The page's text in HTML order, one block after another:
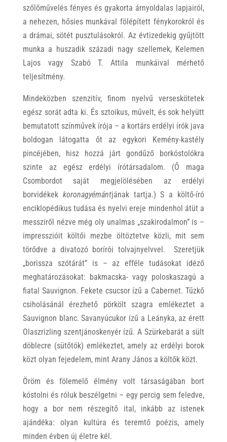
szőlőművelés fényes és gyakorta árnyoldalas lapjairól,
a nehezen, hősies munkával fölépített fénykorokról és
a drámai, sötét pusztulásokról. Az évtizedekig gyűjtött
munka a huszadik századi nagy szellemek, Kelemen
Lajos vagy Szabó T. Attila munkáival mérhető
teljesítmény.
Mindeközben szenzitív, finom nyelvű verseskötetek
egész sorát adta ki. És sztoikus, művelt, és sok helyütt
bemutatott színművek írója – a kortárs erdélyi írók java
boldogan látogatta őt az egykori Kemény-kastély
pincéjében, hisz hozzá járt gondűző borkóstolókra
szinte az egész erdélyi írótársadalom. (Ő maga
Csombordot saját megjelölésében az erdélyi
borvidékek koronagyémántjának tartja.) S a költő-író
enciklopédikus tudása és nyelvi ereje mindenhol átüt a
messziről nézve még oly unalmas „szakirodalmon” is –
impresszióit költői mezbe öltöztetve közli, mit sem
törődve a divatozó borírói tolvajnyelvvel. Szeretjük
„borissza szótárát” is – az efféle tudásokat idéző
meghatározásokat: bakmacska- vagy poloskaszagú a
fiatal Sauvignon. Fekete csucsor ízű a Cabernet. Tűzkő
csiholásánál érezhető pörkölt szagra emlékeztet a
Sauvignon blanc. Savanyúcukor ízű a Leányka, az érett
Olaszrizling szentjánoskenyér ízű. A Szürkebarát a sült
döblecre (sütőtök) emlékeztet, amely az erdélyi borok
közt olyan fejedelem, mint Arany János a költők közt.
Öröm és fölemelő élmény volt társaságában bort
kóstolni és róluk beszélgetni – egy percig sem feledve,
hogy a bor nem részegítő ital, inkább az istenek
ajándéka: olyan kultúra és teremtő poézis, amely
minden évben új életre kél.